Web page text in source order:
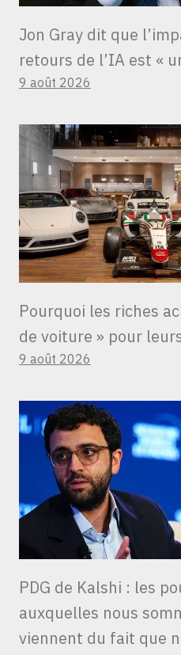
Jon Gray dit que
retours de l’IA est «
9 août 2026
Pourquoi les riches
de voiture » ​​pour
9 août 2026
PDG de Kalshi : les
auxquelles nous
viennent du fait que